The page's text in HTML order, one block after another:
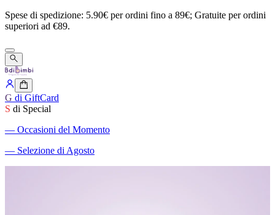
Spese di spedizione: 5.90€ perordini fino a 89€; Gratuite perordini
superiori ad €89.
G di GiftCard
S di Special
― Occasioni del Momento
― Selezione di Agosto